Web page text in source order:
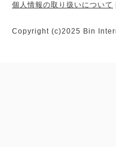
個人情報の取り扱いについて
Copyright (c)2025 Bin